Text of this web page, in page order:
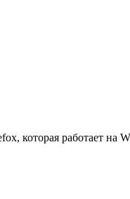
которая работает на